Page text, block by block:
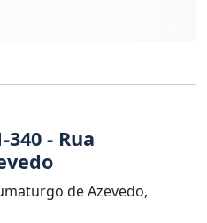
340 - Rua
de Azevedo,